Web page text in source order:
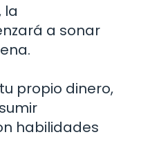
la
a sonar
propio dinero,
habilidades